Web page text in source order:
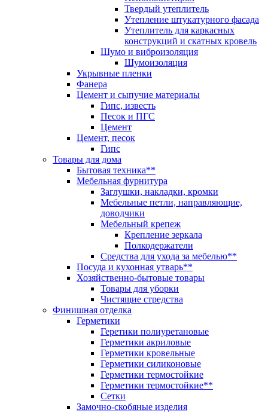
Твердый утеплитель
Утепление штукатурного фасада
Утеплитель для каркасных
конструкций и скатных кровель
Шумо и виброизоляция
Шумоизоляция
Укрывные пленки
Фанера
Цемент и сыпучие материалы
Гипс, известь
Песок и ПГС
Цемент
Цемент, песок
Гипс
Товары для дома
Бытовая техника**
Мебельная фурнитура
Заглушки, накладки, кромки
Мебельные петли, направляющие,
доводчики
Мебельный крепеж
Крепление зеркала
Полкодержатели
Средства для ухода за мебелью**
Посуда и кухонная утварь**
Хозяйственно-бытовые товары
Товары для уборки
Чистящие стредства
Финишная отделка
Герметики
Геретики полиуретановые
Герметики акриловые
Герметики кровельные
Герметики силиконовые
Герметики термостойкие
Герметики термостойкие**
Сетки
Замочно-скобяные изделия